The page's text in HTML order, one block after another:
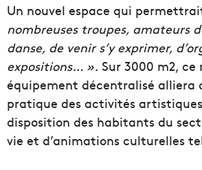
Un nouvel espace qui
nombreuses troupes, amateurs
danse, de venir s’y exprimer,
expositions… ». Sur 3000 m2, ce
équipement décentralisé alliera
pratique des activités
disposition des habitants du
vie et d’animations culturelles